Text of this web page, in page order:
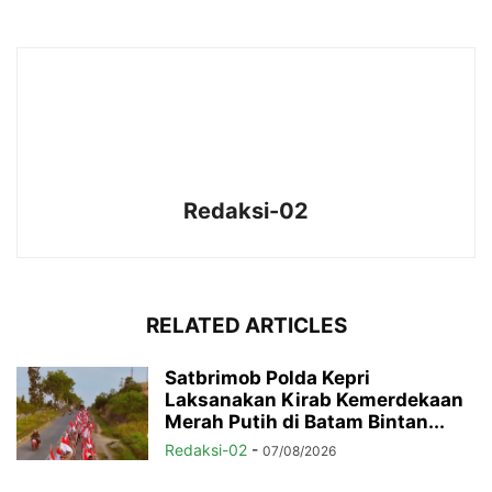
Redaksi-02
RELATED ARTICLES
Satbrimob Polda Kepri
Laksanakan Kirab Kemerdekaan
Merah Putih di Batam Bintan...
Redaksi-02 - 07/08/2026